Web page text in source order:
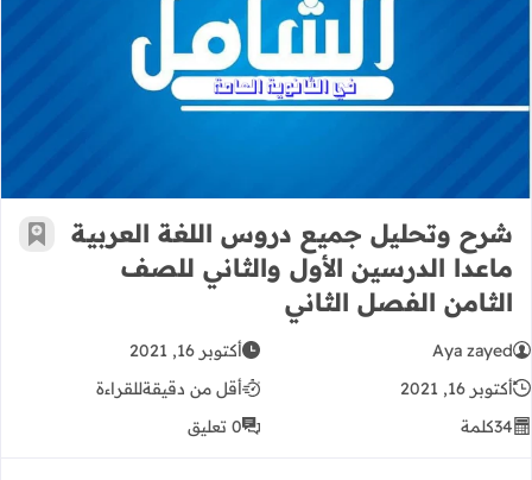
شرح وتحليل جميع دروس اللغة
شرح وتحليل جميع دروس اللغة العربية
ماعدا الدرسين الأول والثاني للصف
الثامن الفصل الثاني
أضف
Aya zayed
أكتوبر 16, 2021
أكتوبر 16, 2021
أقل من دقيقةللقراءة
34كلمة 0 تعليق